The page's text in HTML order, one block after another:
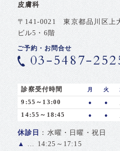
皮膚科
〒141-0021 東京都品川区上
ビル5・6階
ご予約・お問合せ
03-5487-
診察受付時間 月 火
9:55～13:00 ● ●
14:55～18:45 ● ●
休診日
：水曜・日曜・祝日
▲
… 14:25～17:15